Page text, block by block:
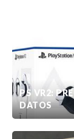
PS VR2:
DATOS